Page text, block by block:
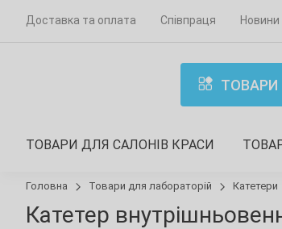
Доставка та оплата Співпраця Новини
ТОВАРИ
ТОВАРИ ДЛЯ САЛОНІВ КРАСИ
Головна Товари для лабораторій Катетери
Катетер